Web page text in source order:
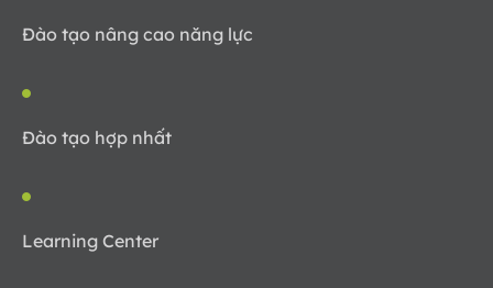
Đào tạo nâng cao năng lực
Đào tạo hợp nhất
Learning Center